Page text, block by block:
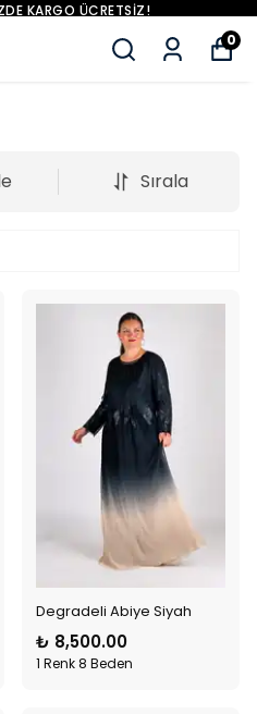
KARGO ÜCRETSIZ!
0
Sırala
Degradeli Abiye Siyah
₺ 8,500.00
1 Renk 8 Beden